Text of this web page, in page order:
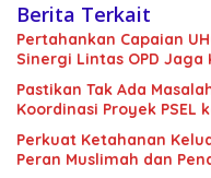
Berita Terkait
Pertahankan Capaian
Sinergi Lintas OPD Jaga
Pastikan Tak Ada
Koordinasi Proyek PSEL
Perkuat Ketahanan
Peran Muslimah dan